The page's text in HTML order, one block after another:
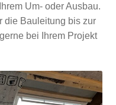
Um- oder Ausbau.
die Bauleitung bis zur
bei Ihrem Projekt